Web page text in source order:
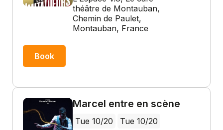
théâtre de Montauban,
Chemin de Paulet,
Montauban, France
Book
Marcel entre en scène
Tue 10/20
Tue 10/20